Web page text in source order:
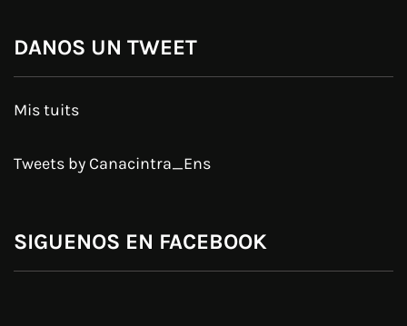
DANOS UN TWEET
Mis tuits
Tweets by Canacintra_Ens
SIGUENOS EN FACEBOOK